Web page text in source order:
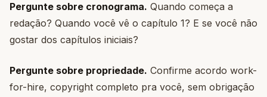
Pergunte sobre cronograma. Quando começa a
redação? Quando você vê o capítulo 1? E se você não
gostar dos capítulos iniciais?
Pergunte sobre propriedade. Confirme acordo work-
for-hire, copyright completo pra você, sem obrigação